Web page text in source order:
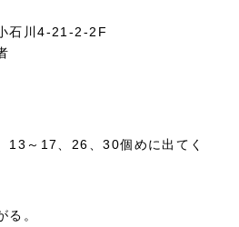
石川4-21-2-2F
13～17、26、30個めに出てく
る。